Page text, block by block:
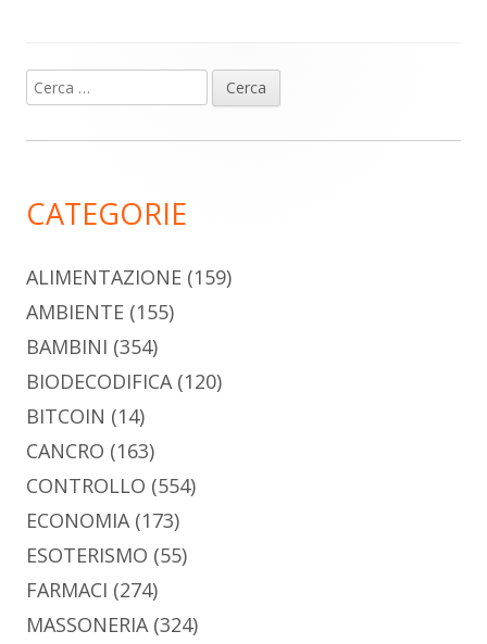
Barra
laterale
Ricerca
per:
CATEGORIE
ALIMENTAZIONE (159)
AMBIENTE (155)
BAMBINI (354)
BIODECODIFICA (120)
BITCOIN (14)
CANCRO (163)
CONTROLLO (554)
ECONOMIA (173)
ESOTERISMO (55)
FARMACI (274)
MASSONERIA (324)